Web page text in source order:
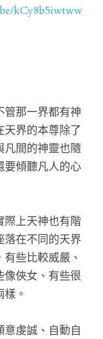
kCy8b5iwtww
管那一界都有神
界的本尊除了
凡間的神靈也隨
要傾聽凡人的心
際上天神也有階
落在不同的天界
些比較威嚴、
像俠女、有些很
。
虔誠、自動自